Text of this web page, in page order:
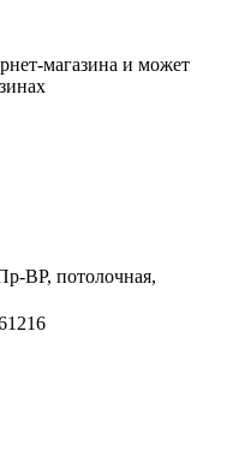
магазина и может
ВР, потолочная,